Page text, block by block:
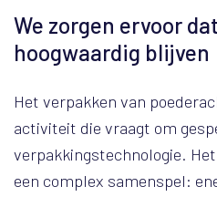
We zorgen ervoor
hoogwaardig blijven
Het verpakken van
activiteit die vraagt om
verpakkingstechnologie.
een complex samenspel: